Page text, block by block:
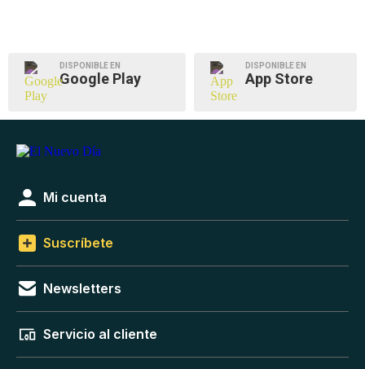
DISPONIBLE EN
Google Play
DISPONIBLE EN
App Store
Mi cuenta
Suscríbete
Newsletters
Servicio al cliente